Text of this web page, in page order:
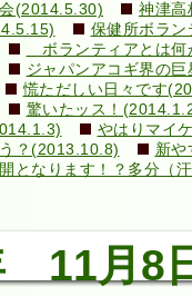
(2014.5.30)
神津高
保健所ボラ
ボランティアとは
ジャパンアコギ界の
慌ただしい日々です
驚いたッス！
やはりマイ
？(2013.10.8)
新や
となります！？多分
11月8